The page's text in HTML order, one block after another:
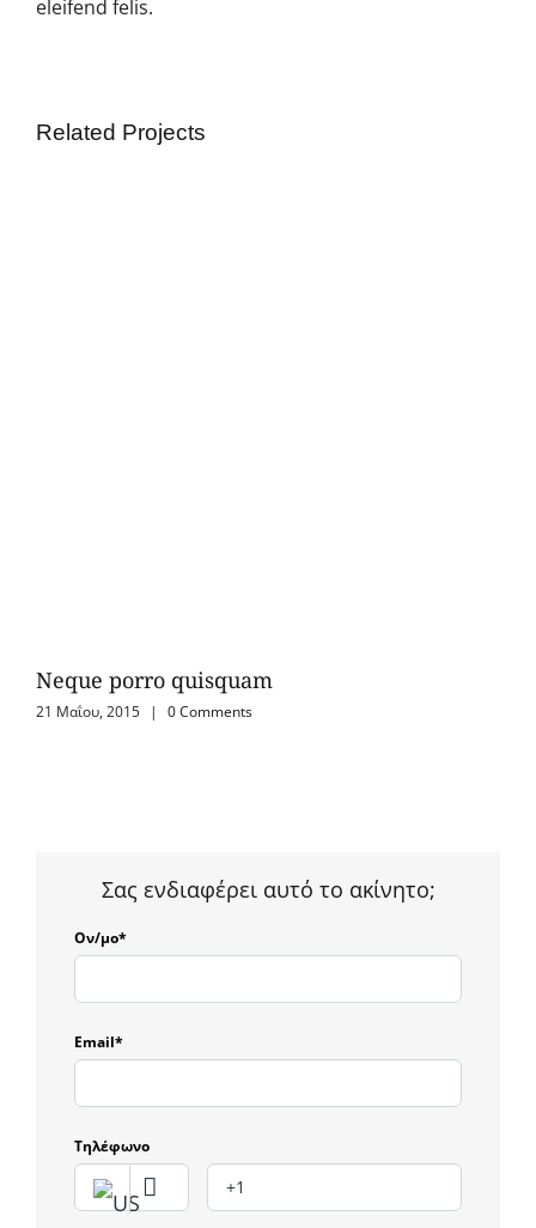
eleifend felis.
Related Projects
Neque porro quisquam
21 Μαΐου, 2015 | 0 Comments
Σας ενδιαφέρει αυτό το ακίνητο;
Ον/μο*
Email*
Τηλέφωνο